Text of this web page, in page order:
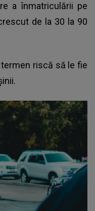
a înmatriculării pe
de la 30 la 90
riscă să le fie